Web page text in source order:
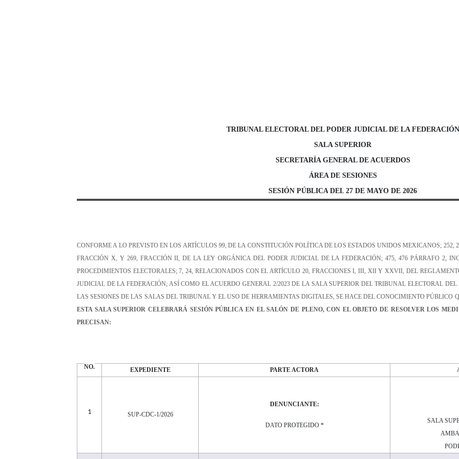
TRIBUNAL ELECTORAL DEL PODER JUDICIAL DE LA FEDERACIÓN
SALA SUPERIOR
SECRETARÍA GENERAL DE ACUERDOS
ÁREA DE SESIONES
SESIÓN PÚBLICA DEL 27 DE MAYO DE 2026
CONFORME A LO PREVISTO EN LOS ARTÍCULOS 99, DE LA CONSTITUCIÓN POLÍTICA DE LOS ESTADOS UNIDOS MEXICANOS; 252,
FRACCIÓN X, Y 269, FRACCIÓN II, DE LA LEY ORGÁNICA DEL PODER JUDICIAL DE LA FEDERACIÓN; 475, 476 PÁRRAFO 2,
PROCEDIMIENTOS ELECTORALES; 7, 24, RELACIONADOS CON EL ARTÍCULO 20, FRACCIONES I, III, XII Y XXVII, DEL
JUDICIAL DE LA FEDERACIÓN; ASÍ COMO EL ACUERDO GENERAL 2/2023 DE LA SALA SUPERIOR DEL TRIBUNAL ELECTORAL
LAS SESIONES DE LAS SALAS DEL TRIBUNAL Y EL USO DE HERRAMIENTAS DIGITALES, SE HACE DEL CONOCIMIENTO PÚBLICO
ESTA SALA SUPERIOR CELEBRARÁ SESIÓN PÚBLICA EN EL SALÓN DE PLENO, CON EL OBJETO DE RESOLVERLOS
PRECISAN:
NO. EXPEDIENTE PARTE ACTORA
1 SUP-CDC-1/2026
DENUNCIANTE:
DATO PROTEGIDO *
SALA